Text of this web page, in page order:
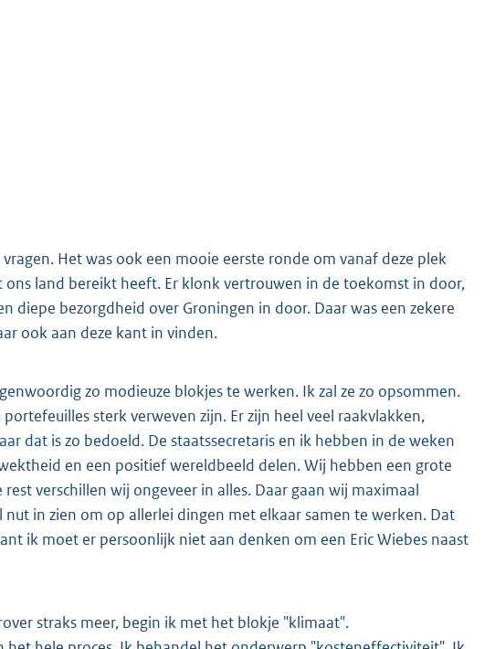
Het was ook een mooie eerste ronde om vanaf deze plek
land bereikt heeft. Er klonk vertrouwen in de toekomst in door,
diepe bezorgdheid over Groningen in door. Daar was een zekere
ook aan deze kant in vinden.
zo modieuze blokjes te werken. Ik zal ze zo opsommen.
sterk verweven zijn. Er zijn heel veel raakvlakken,
dat is zo bedoeld. De staatssecretaris en ik hebben in de weken
en een positief wereldbeeld delen. Wij hebben een grote
verschillen wij ongeveer in alles. Daar gaan wij maximaal
in zien om op allerlei dingen met elkaar samen te werken. Dat
ik moet er persoonlijk niet aan denken om een Eric Wiebes naast
straks meer, begin ik met het blokje "klimaat".